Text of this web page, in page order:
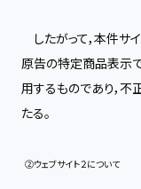
したがって，本件サ
原告の特定商品表示
用するものであり，
たる。
②ウェブサイト２について